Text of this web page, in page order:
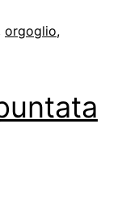
orgoglio,